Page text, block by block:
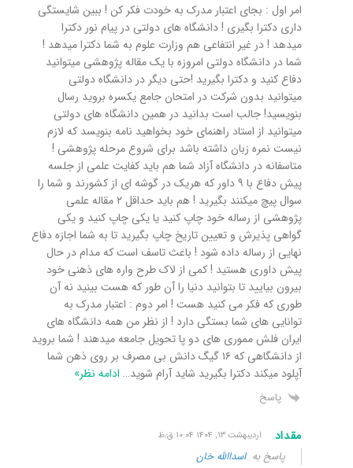
امر اول : بجای اعتبار مدرک به خودت فکر کن ! ببین شایستگی
داری دکترا بگیری ! دانشگاه های دولتی در پیام نور دکترا
میدهد ! در غیر انتفاعی هم وزارت علوم به شما دکترا میدهد !
شما در دانشگاه دولتی امروزه با یک مقاله پژوهشی میتوانید
دفاع کنید و دکترا بگیرید !حتی دیگر در دانشگاه دولتی
میتوانید بدون شرکت در امتحان جامع یکسره بروید رسال
بنویسید! جالب است بدانید در همین دانشگاه های دولتی
میتوانید از استاد راهنمای خود بخواهید نامه بنویسد که لازم
نیست نمره زبان داشته باشد برای شروع مرحله پژوهشی !
متاسفانه در دانشگاه آزاد شما هم باید کفایت علمی از جلسه
پیش دفاع با ۹ داور که هریک در گوشه ای از کشورند و شما را
سوال پیچ میکنند بگیرید ! هم باید حداقل ۲ مقاله علمی
پژوهشی از رساله خود چاپ کنید یا یکی چاپ کنید و یکی
گواهی پذیرش و تعیین تاریخ چاپ بگیرید تا به شما اجازه دفاع
نهایی از رساله داده شود ! باعث تاسف است که مدام در حال
پیش داوری هستید ! کمی از لاک طرح واره های ذهنی خود
بیرون بیایید تا بتوانید دنیا را آن طور که هست بینید نه آن
طوری که فکر می کنید هست ! امر دوم : اعتبار مدرک به
توانایی های شما بستگی دارد ! از نظر من همه دانشگاه های
ایران فلش مموری های دو پا تحویل جامعه میدهند ! شما بروید
از دانشگاهی که ۱۶ گیگ دانش بی مصرف بر روی ذهن شما
آپلود میکند دکترا بگیرید شاید آرام شوید… ادامه نظر»
پاسخ
مقداد اردیبهشت ۱۳, ۱۴۰۴ ۱۰:۰۴ ق٫ظ
پاسخ بهاسداالله خان